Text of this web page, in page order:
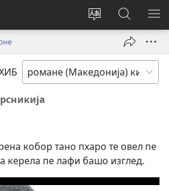
Change
language
Логирин
window)
Роде
ки
JW.ORG
кобор тано пхаро те овел пе
керела пе лафи башо изглед.